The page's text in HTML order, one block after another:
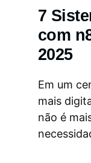
7
com
2025
Em um
mais
não é